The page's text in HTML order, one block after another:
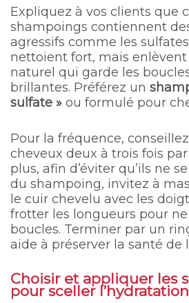
Expliquez à vos clients que
shampoings contiennent
agressifs comme les
nettoient fort, mais enlèvent
naturel qui garde les
brillantes. Préférez un
sulfate » ou formulé pour
Pour la fréquence,
cheveux deux à trois fois
plus, afin d’éviter qu’ils ne
du shampoing, invitez à
le cuir chevelu avec les
frotter les longueurs pour
boucles. Terminer par un
aide à préserver la santé de
Choisir et appliquer les
pour sceller l’hydratation